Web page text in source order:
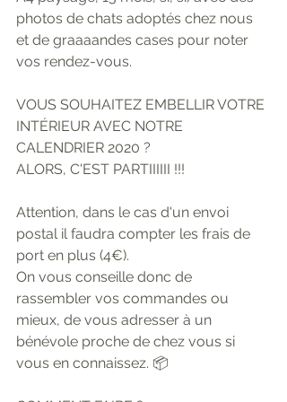
photos de chats adoptés chez nous
et de graaaandes cases pour noter
vos rendez-vous.
VOUS SOUHAITEZ EMBELLIR VOTRE
INTÉRIEUR AVEC NOTRE
CALENDRIER 2020 ?
ALORS, C'EST PARTIIIIII !!!
Attention, dans le cas d'un envoi
postal il faudra compter les frais de
port en plus (4€).
On vous conseille donc de
rassembler vos commandes ou
mieux, de vous adresser à un
bénévole proche de chez vous si
vous en connaissez. 📦